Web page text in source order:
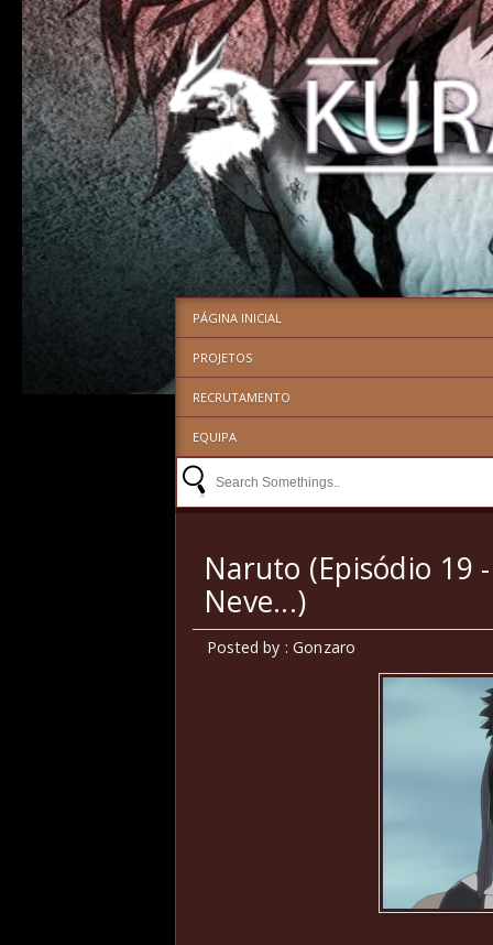
PÁGINA INICIAL
PROJETOS
RECRUTAMENTO
EQUIPA
Naruto (Episódio 19
Neve...)
Posted by : Gonzaro